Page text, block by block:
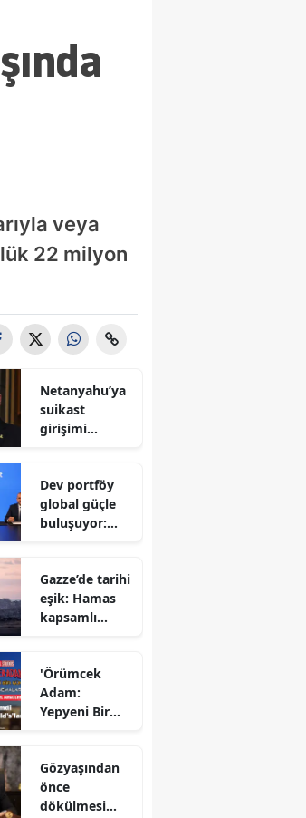
veya
22 milyon
Netanyahu’ya
suikast
girişimi
Bakanı
gizlenen
detayları
Dev portföy
global güçle
buluşuyor:
sıkıştı
Gazze’de tarihi
eşik: Hamas
kapsamlı
onayladı
'Örümcek
Adam:
Yepyeni Bir
şimdi
McDonald’s
Türkiye’de
Gözyaşından
önce
dökülmesi